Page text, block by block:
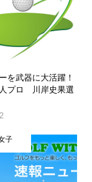
を武器に大活躍！
プロ 川岸史果選
子